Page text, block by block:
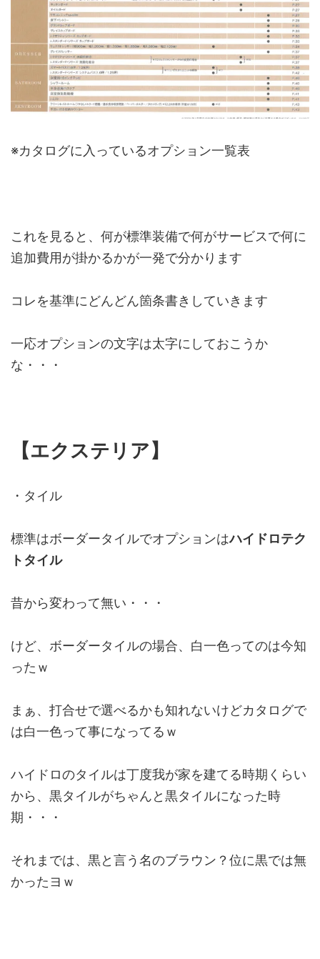
※カタログに入っているオプション一覧表
これを見ると、何が標準装備で何がサービスで何に
追加費用が掛かるかが一発で分かります
コレを基準にどんどん箇条書きしていきます
一応オプションの文字は太字にしておこうか
な・・・
【エクステリア】
・タイル
標準はボーダータイルでオプションはハイドロテク
トタイル
昔から変わって無い・・・
けど、ボーダータイルの場合、白一色ってのは今知
ったｗ
まぁ、打合せで選べるかも知れないけどカタログで
は白一色って事になってるｗ
ハイドロのタイルは丁度我が家を建てる時期くらい
から、黒タイルがちゃんと黒タイルになった時
期・・・
それまでは、黒と言う名のブラウン？位に黒では無
かったヨｗ